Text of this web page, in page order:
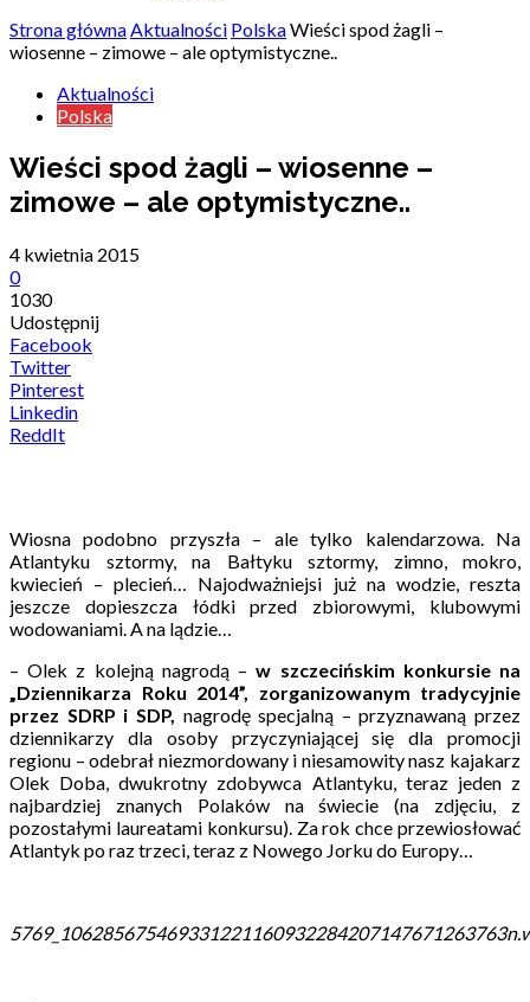
Strona głównaAktualności PolskaWieści spod żagli –
wiosenne – zimowe – ale optymistyczne..
Aktualności
Polska
Wieści spod żagli – wiosenne –
zimowe – ale optymistyczne..
4 kwietnia 2015
0
1030
Udostępnij
Facebook
Twitter
Pinterest
Linkedin
ReddIt
Wiosna podobno przyszła – ale tylko kalendarzowa. Na
Atlantyku sztormy, na Bałtyku sztormy, zimno, mokro,
kwiecień – plecień… Najodważniejsi już na wodzie, reszta
jeszcze dopieszcza łódki przed zbiorowymi, klubowymi
wodowaniami. A na lądzie…
– Olek z kolejną nagrodą –w szczecińskim konkursie na
„Dziennikarza Roku 2014”, zorganizowanym tradycyjnie
przez SDRP i SDP, nagrodę specjalną – przyznawaną przez
dziennikarzy dla osoby przyczyniającej się dla promocji
regionu – odebrał niezmordowany i niesamowity nasz kajakarz
Olek Doba, dwukrotny zdobywca Atlantyku, teraz jeden z
najbardziej znanych Polaków na świecie (na zdjęciu, z
pozostałymi laureatami konkursu). Za rok chce przewiosłować
Atlantyk po raz trzeci, teraz z Nowego Jorku do Europy…